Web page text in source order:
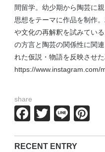
間留学。幼少期から陶芸に
思想をテーマに作品を制作
や文化の再解釈を試みてい
の方言と陶芸の関係性に関
れた仮説・物語を反映させ
https://www.instagram.com/
share
Facebook
Twitter
Line
RECENT ENTRY